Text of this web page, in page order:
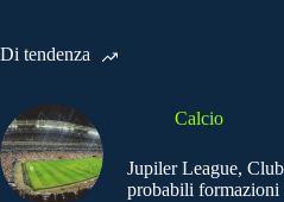
Di tendenza
Calcio
Jupiler League,
probabili formazioni